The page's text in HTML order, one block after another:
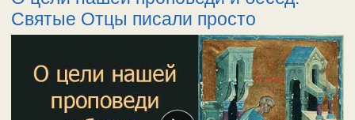
Святые Отцы писали просто